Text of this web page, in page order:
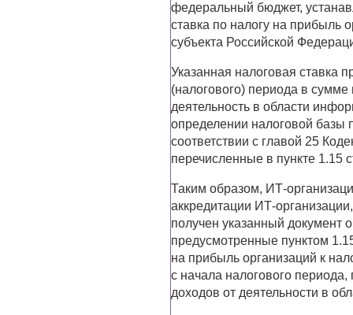
федеральный бюджет,
ставка по налогу на прибыль
субъекта Российской
Указанная налоговая ставка
(налогового) периода в
деятельность в области
определении налоговой базы
соответствии с главой 25
перечисленные в пункте 1.15
Таким образом, ИТ-
аккредитации ИТ-
получен указанный документ
предусмотренные пунктом
на прибыль организаций к
с начала налогового
доходов от деятельности в